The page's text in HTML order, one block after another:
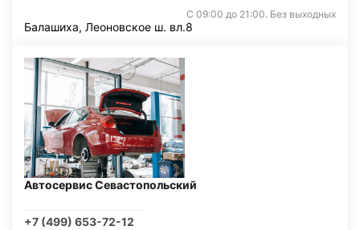
С 09:00 до 21:00. Без выходных
Балашиха, Леоновское ш. вл.8
Автосервис Севастопольский
+7 (499) 653-72-12